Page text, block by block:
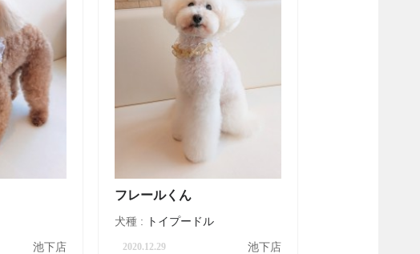
池下店
フレールくん
犬種 : トイプードル
2020.12.29 池下店